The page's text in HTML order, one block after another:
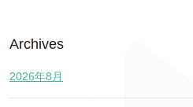
Archives
2026年8月